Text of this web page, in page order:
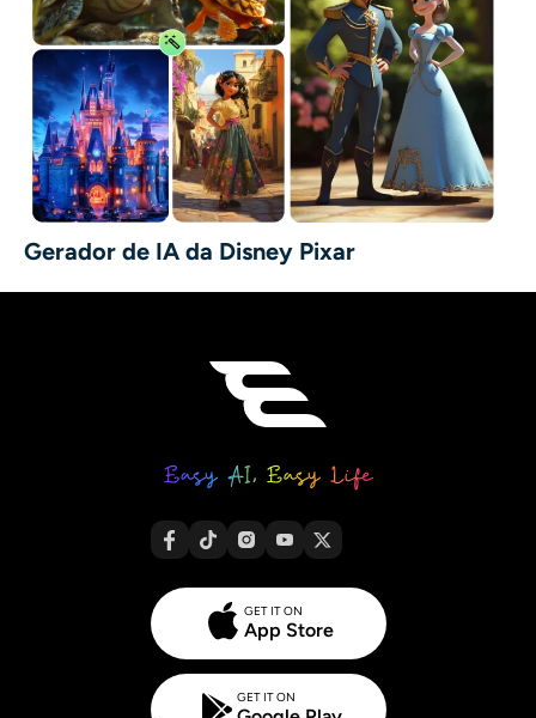
Gerador de IA da Disney Pixar
GET IT ON
App Store
GET IT ON